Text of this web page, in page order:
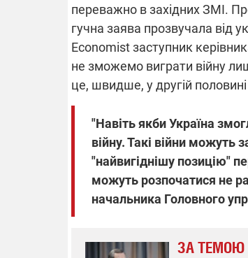
переважно в західних ЗМІ.
гучна заява прозвучала від
Economist заступник
не зможемо виграти війну
це, швидше, у другій
"Навіть якби Україна
війну. Такі війни можуть
"найвигіднішу позицію"
можуть розпочатися не
начальника Головного
ЗА ТЕМОЮ